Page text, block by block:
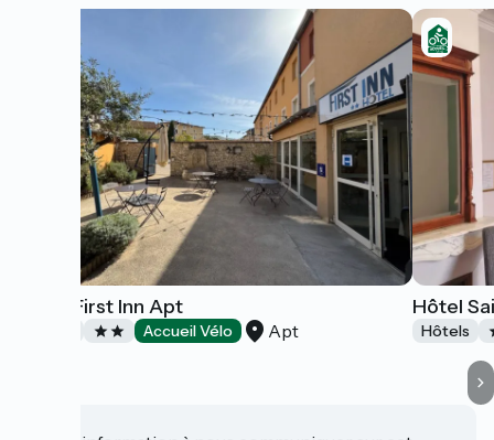
Hotel First Inn Apt
Accueil Vélo Apt
Hôtel
Hôtels